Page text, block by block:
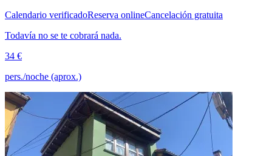
Calendario verificadoReserva onlineCancelación gratuita
Todavía no se te cobrará nada.
34 €
pers./noche (aprox.)